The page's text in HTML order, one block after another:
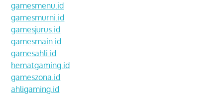
gamesmenu.id
gamesmurni.id
gamesjurus.id
gamesmain.id
gamesahli.id
hematgaming.id
gameszona.id
ahligaming.id